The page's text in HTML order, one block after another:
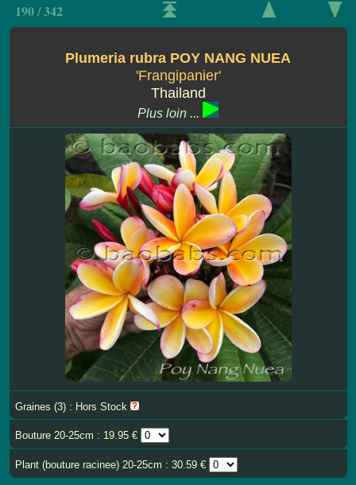
190 / 342
Plumeria rubra POY NANG NUEA
'Frangipanier'
Thailand
Plus loin ...
Graines (3) : Hors Stock
Bouture 20-25cm : 19.95 €
Plant (bouture racinee) 20-25cm : 30.59 €